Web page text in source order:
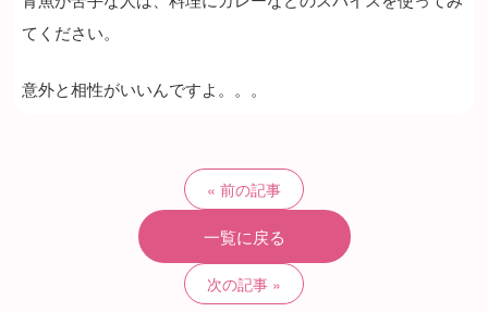
てください。
意外と相性がいいんですよ。。。
前の記事
一覧に戻る
次の記事